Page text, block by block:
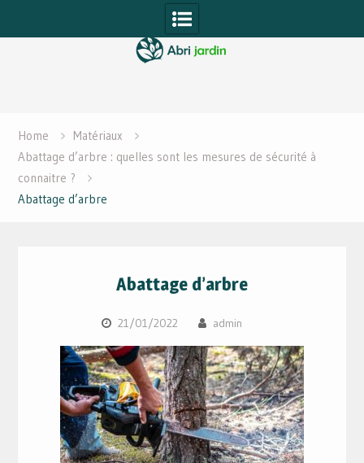
to
Home
Matériaux
Abattage d’arbre : quelles sont les mesures de sécurité à
connaitre ?
Abattage d’arbre
Abattage d’arbre
21/01/2022 admin